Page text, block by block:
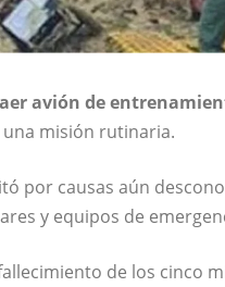
avión de
misión rutinaria.
por causas aún
y equipos de
de los cinco